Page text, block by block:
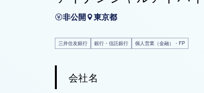
非公開 東京都
三井住友銀行 銀行・信託銀行 個人営業（金融）・FP
会社名